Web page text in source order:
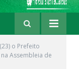
o Prefeito
Assembleia de